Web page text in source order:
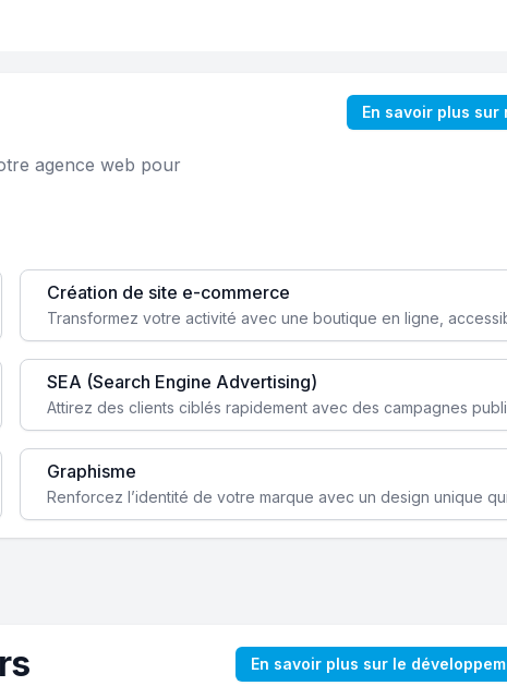
En savoir plus
agence web pour
Création de site e-commerce
SEA (Search Engine Advertising)
Graphisme
En savoir plus sur le